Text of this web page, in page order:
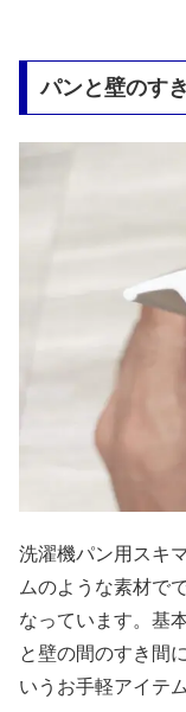
パンと壁のす
洗濯機パン用スキ
ムのような素材で
なっています。基
と壁の間のすき間
いうお手軽アイテ